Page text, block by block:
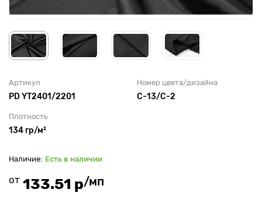
Артикул
PD YT2401/2201
Номер цвета/дизайна
C-13/C-2
Плотность
134 гр/м²
Есть в наличии
от 133.51 р/мп